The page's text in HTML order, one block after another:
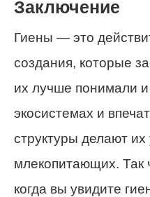
Заключение
Гиены — это
создания, которые
их лучше понимали
экосистемах и
структуры делают
млекопитающих. Так
когда вы увидите